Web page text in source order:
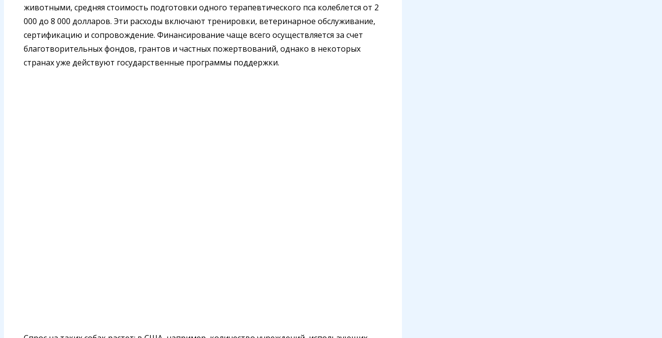
животными, средняя стоимость подготовки одного терапевтического пса колеблется от 2
000 до 8 000 долларов. Эти расходы включают тренировки, ветеринарное обслуживание,
сертификацию и сопровождение. Финансирование чаще всего осуществляется за счет
благотворительных фондов, грантов и частных пожертвований, однако в некоторых
странах уже действуют государственные программы поддержки.